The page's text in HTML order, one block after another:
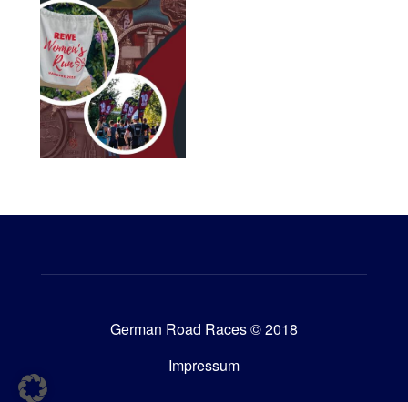
German Road Races © 2018
Impressum